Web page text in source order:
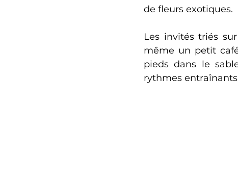
de fleurs exotiques.
Les invités triés
même un petit
pieds dans le
rythmes